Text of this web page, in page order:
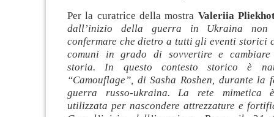
Per la curatrice della mostra Valeriia
dall’inizio della guerra in Ukraina non
confermare che dietro a tutti gli eventi storici
comuni in grado di sovvertire e
storia. In questo contesto storico è
“Camouflage”, di Sasha Roshen, durante la
guerra russo-ukraina. La rete mimetica è
utilizzata per nascondere attrezzature e